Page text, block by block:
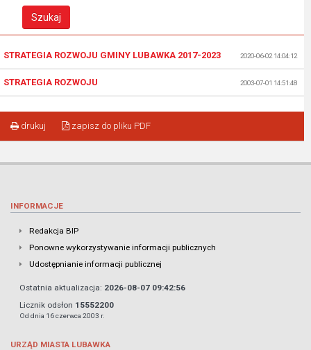
STRATEGIA ROZWOJU GMINY LUBAWKA 2017-2023 2020-06-02 14:04:12
STRATEGIA ROZWOJU 2003-07-01 14:51:48
drukuj zapisz do pliku PDF
INFORMACJE
Redakcja BIP
Ponowne wykorzystywanie informacji publicznych
Udostępnianie informacji publicznej
Ostatnia aktualizacja: 2026-08-07 09:42:56
Licznik odsłon 15552200
Od dnia 16 czerwca 2003 r.
URZĄD MIASTA LUBAWKA